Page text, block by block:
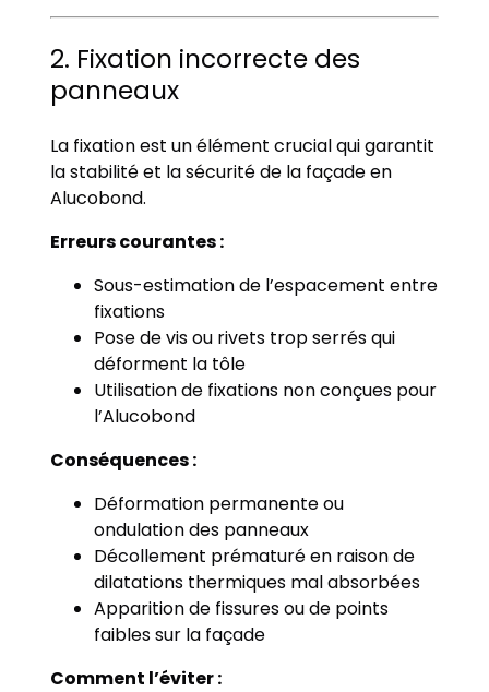
2. Fixation incorrecte des
panneaux
La fixation est un élément crucial qui garantit
la stabilité et la sécurité de la façade en
Alucobond.
Erreurs courantes :
Sous-estimation de l’espacement entre
fixations
Pose de vis ou rivets trop serrés qui
déforment la tôle
Utilisation de fixations non conçues pour
l’Alucobond
Conséquences :
Déformation permanente ou
ondulation des panneaux
Décollement prématuré en raison de
dilatations thermiques mal absorbées
Apparition de fissures ou de points
faibles sur la façade
Comment l’éviter :